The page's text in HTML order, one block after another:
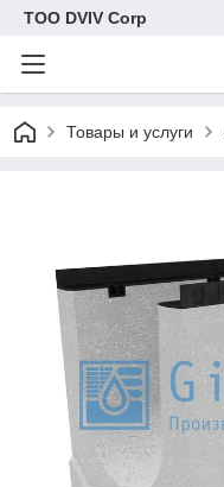
ТОО DVIV Corp
Товары и услуги